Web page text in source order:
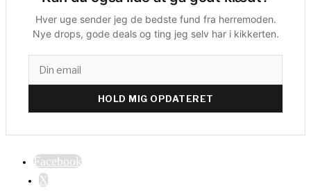
Hver uge sender jeg de bedste fund fra herremoden.
Nye drops, gode deals og ting jeg selv har i kikkerten.
HOLD MIG OPDATERET
Facebook
X